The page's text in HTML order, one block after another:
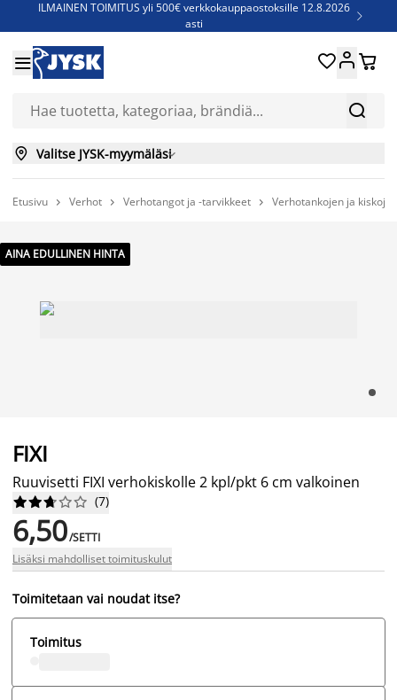
ILMAINEN TOIMITUS yli 500€ verkkokauppaostoksille 12.8.2026
asti

Jenkkisänkyjä - Säästä jopa 60%


 
 Valitse JYSK-myymäläsi
Etusivu  Verhot  Verhotangot ja -tarvikkeet  Verhotankojen ja
AINA EDULLINEN HINTA
FIXI
Ruuvisetti FIXI verhokiskolle 2 kpl/pkt 6 cm valkoinen





 (7)
6,50/SETTI
Lisäksi mahdolliset toimituskulut
Toimitetaan vai noudat itse?
Toimitus